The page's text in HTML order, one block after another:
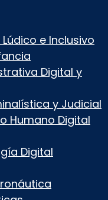
e Inclusivo
Digital y
y Judicial
Humano Digital
Digital